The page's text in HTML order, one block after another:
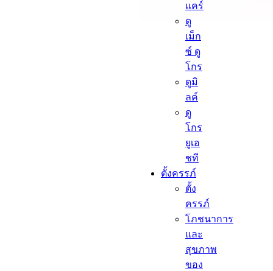
แคร์
ดู
เม็ก
ซ์ ดู
โกร
ดูมิ
ลค์
ดู
โกร
ยูเอ
ชที
ตั้งครรภ์​
ตั้ง
ครรภ์​
โภชนาการ
และ
สุขภาพ
ของ